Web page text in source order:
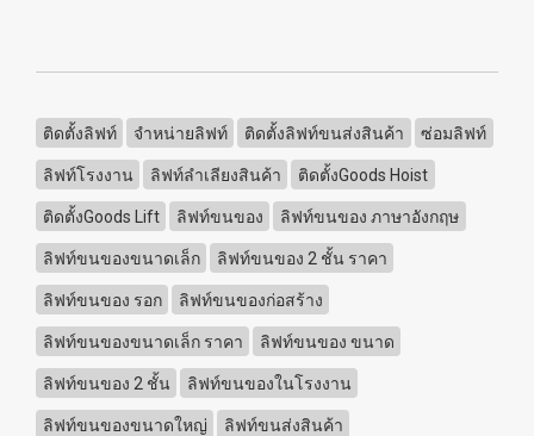
ติดตั้งลิฟท์ จำหน่ายลิฟท์ ติดตั้งลิฟท์ขนส่งสินค้า ซ่อมลิฟท์
ลิฟท์โรงงาน ลิฟท์ลำเลียงสินค้า ติดตั้งGoods Hoist
ติดตั้งGoods Lift ลิฟท์ขนของ ลิฟท์ขนของ ภาษาอังกฤษ
ลิฟท์ขนของขนาดเล็ก ลิฟท์ขนของ 2 ชั้น ราคา
ลิฟท์ขนของ รอก ลิฟท์ขนของก่อสร้าง
ลิฟท์ขนของขนาดเล็ก ราคา ลิฟท์ขนของ ขนาด
ลิฟท์ขนของ 2 ชั้น ลิฟท์ขนของในโรงงาน
ลิฟท์ขนของขนาดใหญ่ ลิฟท์ขนส่งสินค้า